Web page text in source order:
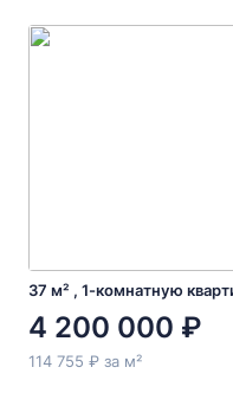
37 м² , 1-комнатную
4 200 000 ₽
114 755 ₽ за м²